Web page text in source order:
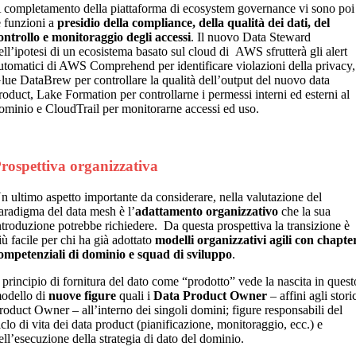
completamento della piattaforma di ecosystem governance vi sono poi
funzioni apresidio della compliance, della qualità dei dati, del
e monitoraggio degli accessi. Il nuovo Data Steward
di un ecosistema basato sul cloud di AWS sfrutterà gli alert
di AWS Comprehend per identificare violazioni della privacy,
DataBrew per controllare la qualità dell’output del nuovo data
Lake Formation per controllarne i permessi interni ed esterni al
e CloudTrail per monitorarne accessi ed uso.
organizzativa
ultimo aspetto importante da considerare, nella valutazione del
del data mesh è l’adattamento organizzativo che la sua
potrebbe richiedere. Da questa prospettiva la transizione è
facile per chi ha già adottatomodelli organizzativi agili con
di dominio e squad di sviluppo.
di fornitura del dato come “prodotto” vede la nascita in
dinuove figure quali iData Product Owner – affini agli
Owner – all’interno dei singoli domini; figure responsabili del
di vita dei data product (pianificazione, monitoraggio, ecc.) e
della strategia di dato del dominio.